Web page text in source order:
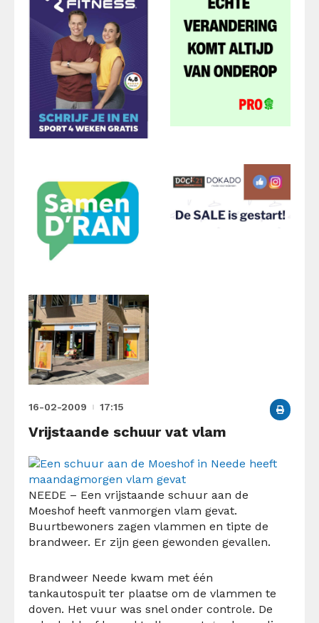
16-02-2009 17:15
Vrijstaande schuur vat vlam
NEEDE – Een vrijstaande schuur aan de
Moeshof heeft vanmorgen vlam gevat.
Buurtbewoners zagen vlammen en tipte de
brandweer. Er zijn geen gewonden gevallen.
Brandweer Neede kwam met één
tankautospuit ter plaatse om de vlammen te
doven. Het vuur was snel onder controle. De